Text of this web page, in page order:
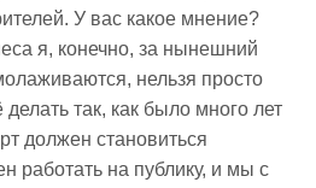
У вас какое мнение?
я, конечно, за нынешний
нельзя просто
так, как было много лет
должен становиться
работать на публику, и мы с